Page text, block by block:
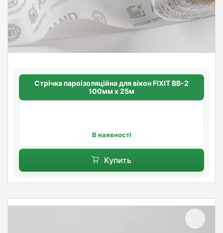
Стрічка пароізоляційна для вікон FIXIT ВВ-2
100мм х 25м
В наявності
Купить